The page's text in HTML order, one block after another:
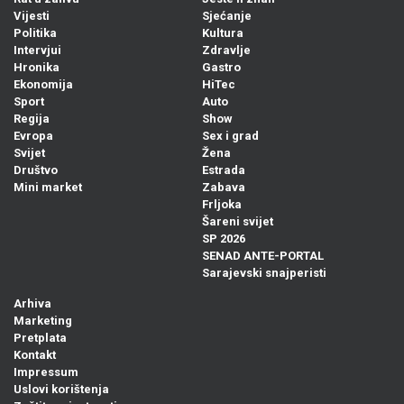
Vijesti
Politika
Intervjui
Hronika
Ekonomija
Sport
Regija
Evropa
Svijet
Društvo
Mini market
Sjećanje
Kultura
Zdravlje
Gastro
HiTec
Auto
Show
Sex i grad
Žena
Estrada
Zabava
Frljoka
Šareni svijet
SP 2026
SENAD ANTE-PORTAL
Sarajevski snajperisti
Arhiva
Marketing
Pretplata
Kontakt
Impressum
Uslovi korištenja